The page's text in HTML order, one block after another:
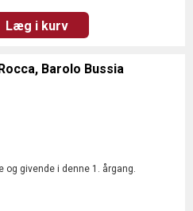
Læg i kurv
Barolo Bussia
og givende i denne 1. årgang.